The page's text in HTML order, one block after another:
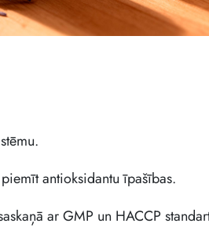
antioksidantu īpašības.
ar GMP un HACCP